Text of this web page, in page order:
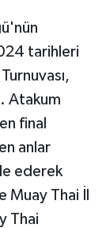
tarihleri
Atakum
final
anlar
ederek
Thai İl
Thai